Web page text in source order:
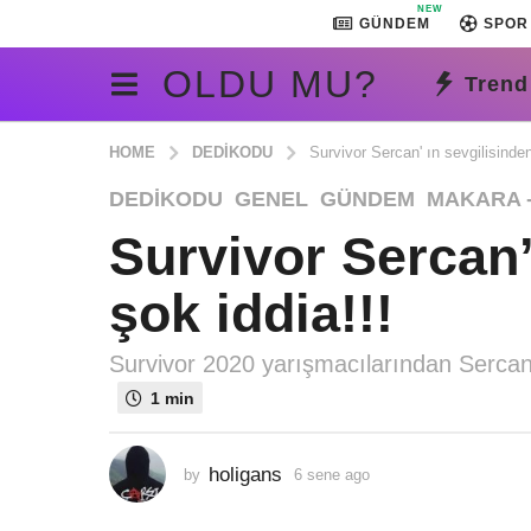
GÜNDEM
NEW
SPOR
OLDU MU? Trend
HOME DEDIKODU Survivor Sercan' ın
6
e
n
e
a
g
e
n
DEDIKODU ,GENEL ,GÜNDEM ,MAKARA
Survivor
şok iddia!!!
Survivor 2020 yarışmacılarından
1 min
by holigans 6 sene ago